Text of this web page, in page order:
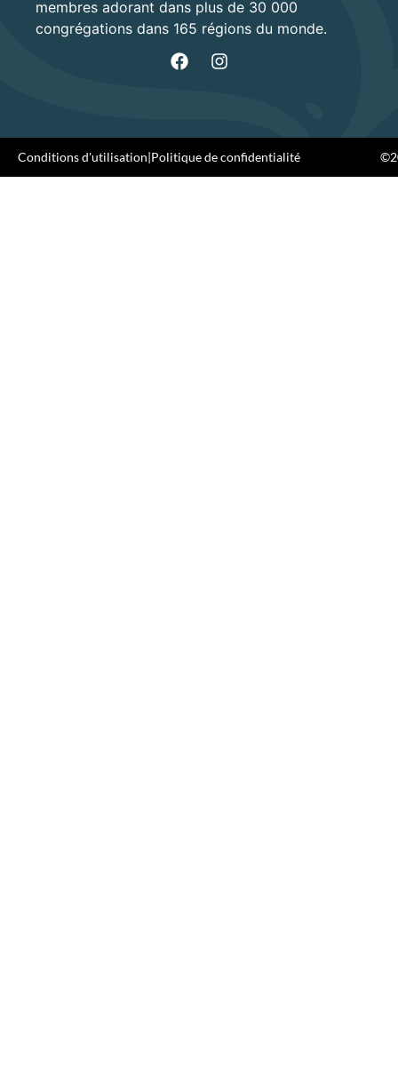
membres adorant dans plus de 30 000
congrégations dans 165 régions du monde.
Conditions d'utilisation|Politique de confidentialité